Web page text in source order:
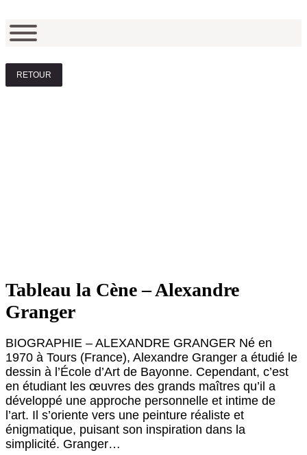
RETOUR
Tableau la Cène – Alexandre
Granger
BIOGRAPHIE – ALEXANDRE GRANGER Né en
1970 à Tours (France), Alexandre Granger a étudié le
dessin à l’École d’Art de Bayonne. Cependant, c’est
en étudiant les œuvres des grands maîtres qu’il a
développé une approche personnelle et intime de
l’art. Il s’oriente vers une peinture réaliste et
énigmatique, puisant son inspiration dans la
simplicité. Granger…